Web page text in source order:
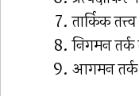
तार्किक तत्त्व
निगमन तर्क
आगमन तर्क